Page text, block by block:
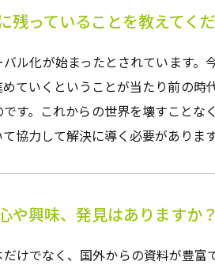
残っていることを教えてくだ
ル化が始まったとされています
ていくということが当たり前の
す。これからの世界を壊すこと
協力して解決に導く必要があります
や興味、発見はありますか？
けでなく、国外からの資料が豊